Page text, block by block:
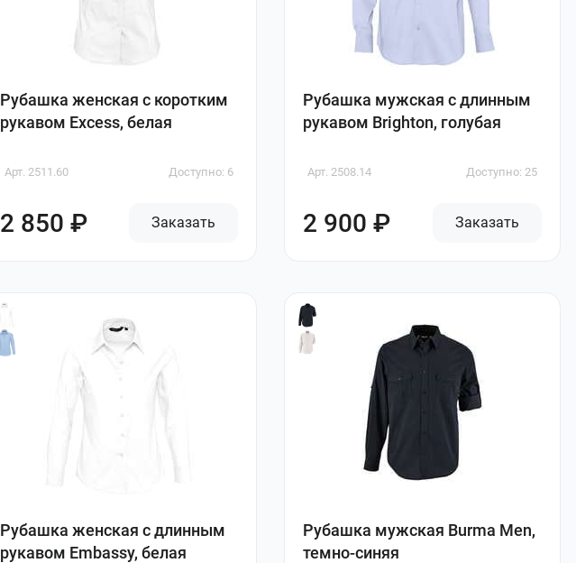
Рубашка женская с коротким
рукавом Excess, белая
Арт. 2511.60 Доступно: 6
2 850 ₽ Заказать
Рубашка мужская с длинным
рукавом Brighton, голубая
Арт. 2508.14 Доступно: 25
2 900 ₽ Заказать
Рубашка женская с длинным
рукавом Embassy, белая
Рубашка мужская Burma Men,
темно-синяя